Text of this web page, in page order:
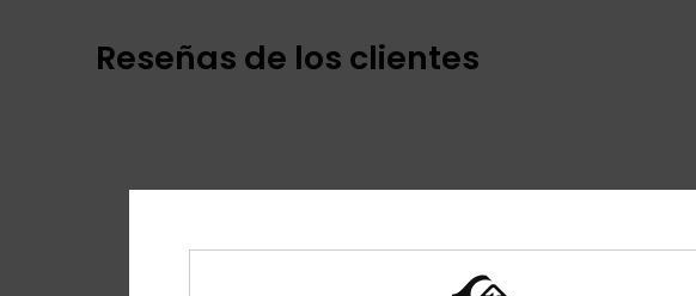
Reseñas de los clientes